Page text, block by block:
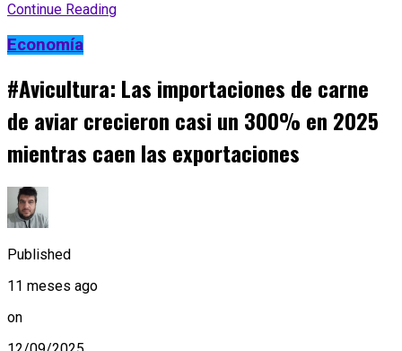
Continue Reading
Economía
#Avicultura: Las importaciones de carne
de aviar crecieron casi un 300% en 2025
mientras caen las exportaciones
Published
11 meses ago
on